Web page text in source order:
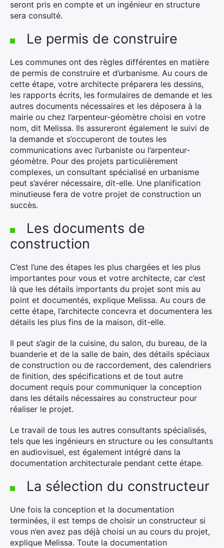
seront pris en compte et un ingénieur en structure
sera consulté.
Le permis de construire
Les communes ont des règles différentes en matière
de permis de construire et d’urbanisme. Au cours de
cette étape, votre architecte préparera les dessins,
les rapports écrits, les formulaires de demande et les
autres documents nécessaires et les déposera à la
mairie ou chez l’arpenteur-géomètre choisi en votre
nom, dit Melissa. Ils assureront également le suivi de
la demande et s’occuperont de toutes les
communications avec l’urbaniste ou l’arpenteur-
géomètre. Pour des projets particulièrement
complexes, un consultant spécialisé en urbanisme
peut s’avérer nécessaire, dit-elle. Une planification
minutieuse fera de votre projet de construction un
succès.
Les documents de
construction
C’est l’une des étapes les plus chargées et les plus
importantes pour vous et votre architecte, car c’est
là que les détails importants du projet sont mis au
point et documentés, explique Melissa. Au cours de
cette étape, l’architecte concevra et documentera les
détails les plus fins de la maison, dit-elle.
Il peut s’agir de la cuisine, du salon, du bureau, de la
buanderie et de la salle de bain, des détails spéciaux
de construction ou de raccordement, des calendriers
de finition, des spécifications et de tout autre
document requis pour communiquer la conception
dans les détails nécessaires au constructeur pour
réaliser le projet.
Le travail de tous les autres consultants spécialisés,
tels que les ingénieurs en structure ou les consultants
en audiovisuel, est également intégré dans la
documentation architecturale pendant cette étape.
La sélection du constructeur
Une fois la conception et la documentation
terminées, il est temps de choisir un constructeur si
vous n’en avez pas déjà choisi un au cours du projet,
explique Melissa. Toute la documentation
×
Rechercher
: